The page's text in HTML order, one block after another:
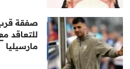
صفقة
للتعاقد
مارسيليا